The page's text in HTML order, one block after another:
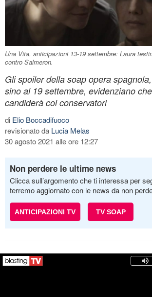
Una Vita, anticipazioni 13-19 settembre: Laura
contro Salmeron.
Gli spoiler della soap opera
sino al 19 settembre, evidenziano
candiderà coi conservatori
di Elio Boccadifuoco
revisionato da Lucia Melas
30 agosto 2021 alle ore 12:27
Non perdere le ultime news
Clicca sull’argomento che ti interessa per
terremo aggiornato con le news da non
ANTICIPAZIONI TV TV SOAP